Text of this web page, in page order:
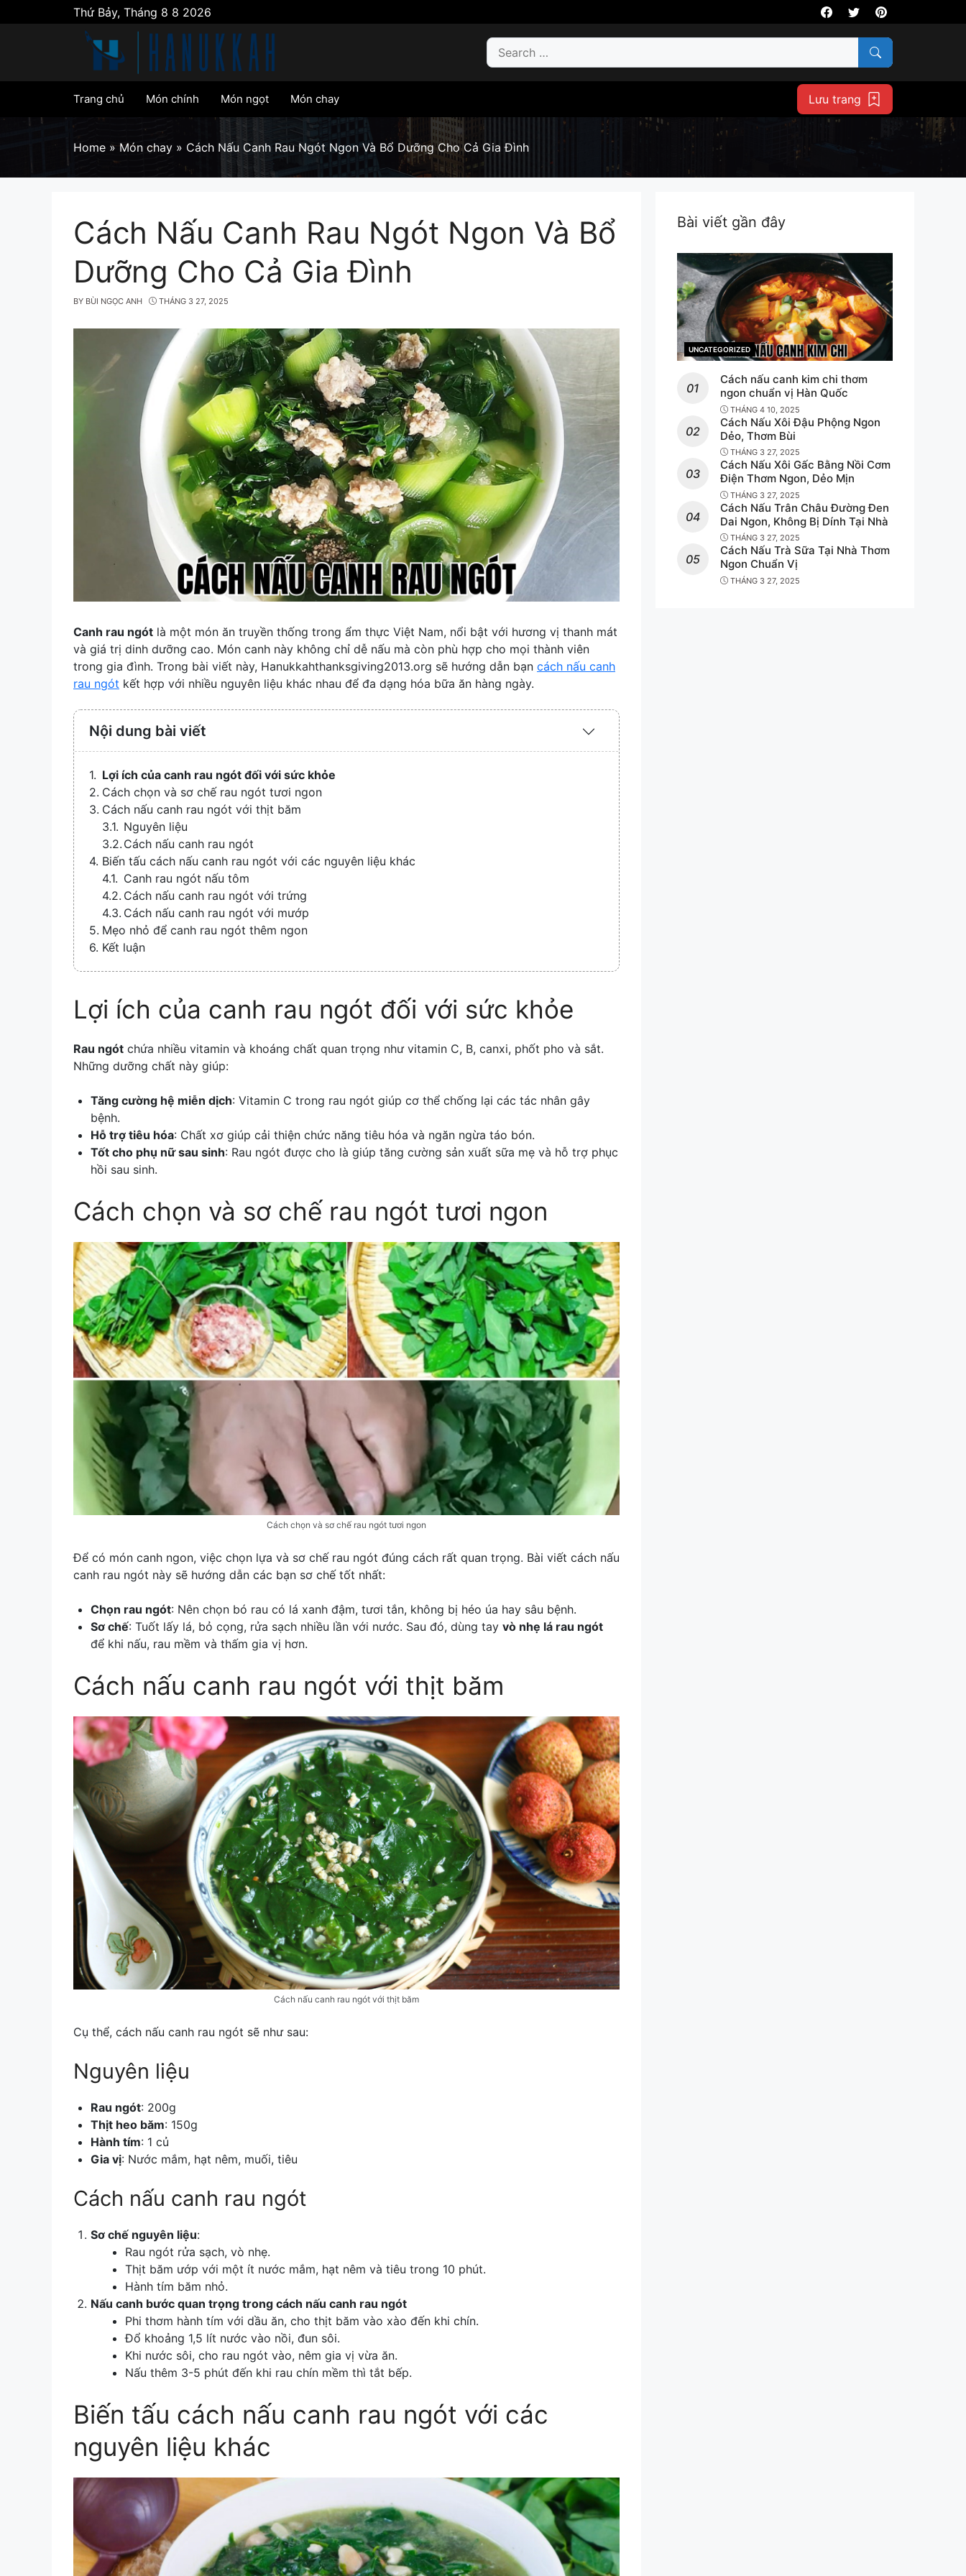
to
Thứ Bảy, Tháng 8 8 2026
Search
for:
Trang chủ Món chính Món ngọt Món chay Lưu trang
Home » Món chay » Cách Nấu Canh Rau Ngót Ngon Và Bổ Dưỡng Cho Cả Gia Đình
Cách Nấu Canh Rau Ngót Ngon Và Bổ
Dưỡng Cho Cả Gia Đình
BY BÙI NGỌC ANH THÁNG 3 27, 2025
Canh rau ngót là một món ăn truyền thống trong ẩm thực Việt Nam, nổi bật với hương vị thanh mát
và giá trị dinh dưỡng cao. Món canh này không chỉ dễ nấu mà còn phù hợp cho mọi thành viên
trong gia đình. Trong bài viết này, Hanukkahthanksgiving2013.org sẽ hướng dẫn bạn cách nấu canh
rau ngót kết hợp với nhiều nguyên liệu khác nhau để đa dạng hóa bữa ăn hàng ngày.
Nội dung bài viết
Expand
Collapse
Lợi ích của canh rau ngót đối với sức khỏe
Cách chọn và sơ chế rau ngót tươi ngon
Cách nấu canh rau ngót với thịt băm
Nguyên liệu
Cách nấu canh rau ngót
Biến tấu cách nấu canh rau ngót với các nguyên liệu khác
Canh rau ngót nấu tôm
Cách nấu canh rau ngót với trứng
Cách nấu canh rau ngót với mướp
Mẹo nhỏ để canh rau ngót thêm ngon
Kết luận
Lợi ích của canh rau ngót đối với sức khỏe
Rau ngót chứa nhiều vitamin và khoáng chất quan trọng như vitamin C, B, canxi, phốt pho và sắt.
Những dưỡng chất này giúp:
Tăng cường hệ miễn dịch: Vitamin C trong rau ngót giúp cơ thể chống lại các tác nhân gây
bệnh.
Hỗ trợ tiêu hóa: Chất xơ giúp cải thiện chức năng tiêu hóa và ngăn ngừa táo bón.
Tốt cho phụ nữ sau sinh: Rau ngót được cho là giúp tăng cường sản xuất sữa mẹ và hỗ trợ phục
hồi sau sinh.
Cách chọn và sơ chế rau ngót tươi ngon
Cách chọn và sơ chế rau ngót tươi ngon
Để có món canh ngon, việc chọn lựa và sơ chế rau ngót đúng cách rất quan trọng. Bài viết cách nấu
canh rau ngót này sẽ hướng dẫn các bạn sơ chế tốt nhất:
Chọn rau ngót: Nên chọn bó rau có lá xanh đậm, tươi tắn, không bị héo úa hay sâu bệnh.
Sơ chế: Tuốt lấy lá, bỏ cọng, rửa sạch nhiều lần với nước. Sau đó, dùng tay vò nhẹ lá rau ngót
để khi nấu, rau mềm và thấm gia vị hơn.
Cách nấu canh rau ngót với thịt băm
Cách nấu canh rau ngót với thịt băm
Cụ thể, cách nấu canh rau ngót sẽ như sau:
Nguyên liệu
Rau ngót: 200g
Thịt heo băm: 150g
Hành tím: 1 củ
Gia vị: Nước mắm, hạt nêm, muối, tiêu
Cách nấu canh rau ngót
Sơ chế nguyên liệu:
Rau ngót rửa sạch, vò nhẹ.
Thịt băm ướp với một ít nước mắm, hạt nêm và tiêu trong 10 phút.
Hành tím băm nhỏ.
Nấu canh bước quan trọng trong cách nấu canh rau ngót
Phi thơm hành tím với dầu ăn, cho thịt băm vào xào đến khi chín.
Đổ khoảng 1,5 lít nước vào nồi, đun sôi.
Khi nước sôi, cho rau ngót vào, nêm gia vị vừa ăn.
Nấu thêm 3-5 phút đến khi rau chín mềm thì tắt bếp.
Biến tấu cách nấu canh rau ngót với các
nguyên liệu khác
Bài viết gần đây
CATEGORIES
UNCATEGORIZED
Cách nấu canh kim chi thơm
ngon chuẩn vị Hàn Quốc
THÁNG 4 10, 2025
Cách Nấu Xôi Đậu Phộng Ngon
Dẻo, Thơm Bùi
THÁNG 3 27, 2025
Cách Nấu Xôi Gấc Bằng Nồi Cơm
Điện Thơm Ngon, Dẻo Mịn
THÁNG 3 27, 2025
Cách Nấu Trân Châu Đường Đen
Dai Ngon, Không Bị Dính Tại Nhà
THÁNG 3 27, 2025
Cách Nấu Trà Sữa Tại Nhà Thơm
Ngon Chuẩn Vị
THÁNG 3 27, 2025